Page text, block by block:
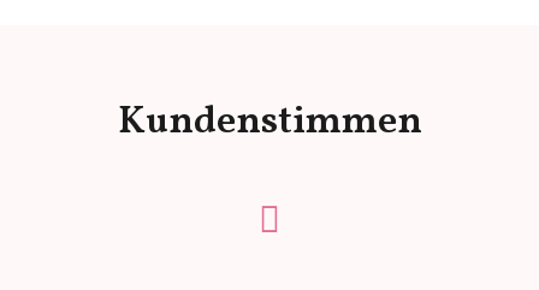
Kundenstimmen